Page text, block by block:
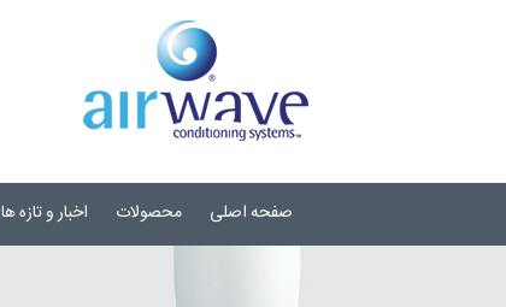
صفحه اصلی محصولات اخبار و تازه ها